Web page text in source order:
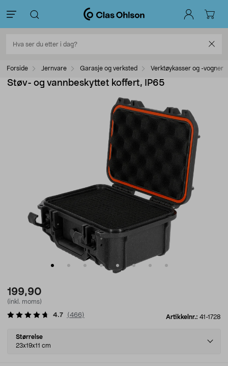
Forside Jernvare Garasje og verksted Verktøykasser og -vogner
Støv- og vannbeskyttet koffert, IP65
199,90
(inkl. moms)
Artikkelnr.: 41-1728
4.7 (466)
Select
variant
Størrelse
23x19x11 cm